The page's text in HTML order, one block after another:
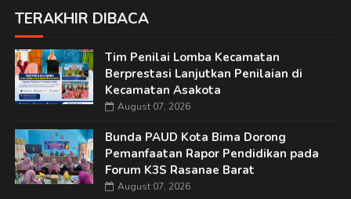
TERAKHIR DIBACA
Tim Penilai Lomba Kecamatan
Berprestasi Lanjutkan Penilaian di
Kecamatan Asakota
August 07, 2026
Bunda PAUD Kota Bima Dorong
Pemanfaatan Rapor Pendidikan pada
Forum K3S Rasanae Barat
August 07, 2026